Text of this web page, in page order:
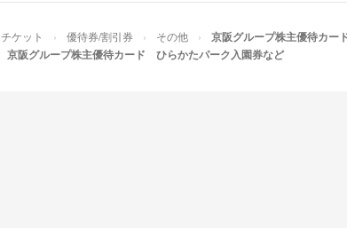
チケット 優待券/割引券 その他 京阪グループ株主優待カ
京阪グループ株主優待カード ひらかたパーク入園券など